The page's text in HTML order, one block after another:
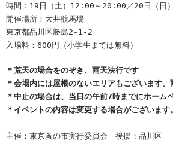
時間：19日（土）12:00～20:00／20日（
開催場所：大井競馬場
東京都品川区勝島2-1-2
入場料：600円（小学生までは無料）
＊荒天の場合をのぞき、雨天決行です
＊会場内には屋根のないエリアもございます
＊中止の場合は、当日の午前7時までにホーム
＊イベントの内容は変更する場合がございま
主催：東京蚤の市実行委員会 後援：品川区